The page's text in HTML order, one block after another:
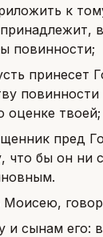
к
повинности;
принесет
повинности
оценке твоей;
пред
что бы он ни
Моисею,
и сынам его: